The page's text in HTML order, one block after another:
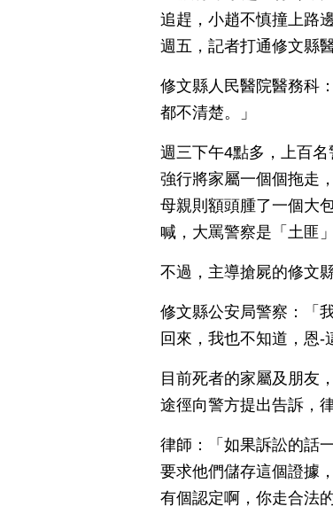
追趕，小趙不慎撞上路
週五，記者打通修文縣
修文縣人民醫院醫務科
都不清楚。」
週三下午4點多，上百
強行將家屬一個個拖走
母親則額頭腫了一個大
喊，大罵警察是「土匪」
不過，主導搶屍的修文
修文縣公安局警察：「
回來，我也不知道，恩-
目前死者的家屬及朋友
途徑向警方提出告訴，
律師：「如果訴訟的話
要求他們儲存這個證據
有個認定啊，你走合法